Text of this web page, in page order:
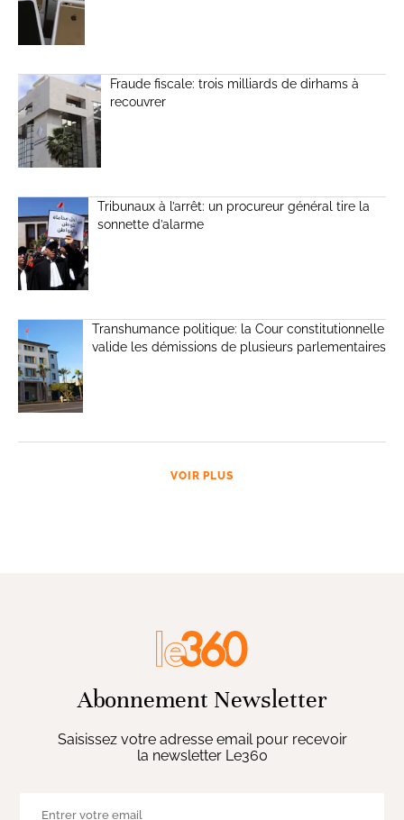
Fraude fiscale: trois milliards de dirhams à
recouvrer
Tribunaux à l’arrêt: un procureur général tire la
sonnette d’alarme
Transhumance politique: la Cour constitutionnelle
valide les démissions de plusieurs parlementaires
VOIR PLUS
Abonnement Newsletter
Saisissez votre adresse email pour recevoir
la newsletter Le360